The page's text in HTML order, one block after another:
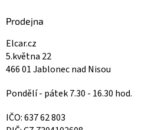
Prodejna
Elcar.cz
5.května 22
466 01 Jablonec nad Nisou
Pondělí - pátek 7.30 - 16.30 hod.
IČO: 637 62 803